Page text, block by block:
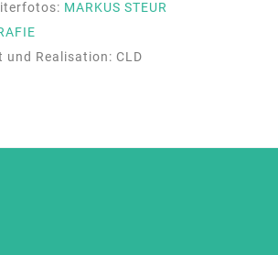
MARKUS STEUR
und Realisation: CLD